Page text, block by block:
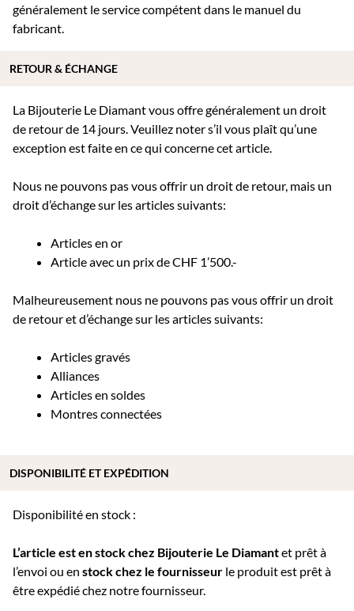
généralement le service compétent dans le manuel du
fabricant.
La Bijouterie Le Diamant vous offre généralement un droit
de retour de 14 jours. Veuillez noter s’il vous plaît qu’une
exception est faite en ce qui concerne cet article.
Nous ne pouvons pas vous offrir un droit de retour, mais un
droit d’échange sur les articles suivants:
Articles en or
Article avec un prix de CHF 1’500.-
Malheureusement nous ne pouvons pas vous offrir un droit
de retour et d’échange sur les articles suivants:
Articles gravés
Alliances
Articles en soldes
Montres connectées
Disponibilité en stock :
L’article est en stock chez Bijouterie Le Diamantet prêt à
l’envoi ou en stock chez le fournisseur le produit est prêt à
être expédié chez notre fournisseur.
RETOUR & ÉCHANGE
DISPONIBILITÉ ET EXPÉDITION